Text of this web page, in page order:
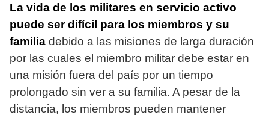
La vida de los militares en servicio activo
puede ser difícil para los miembros y su
familia debido a las misiones de larga duración
por las cuales el miembro militar debe estar en
una misión fuera del país por un tiempo
prolongado sin ver a su familia. A pesar de la
distancia, los miembros pueden mantener